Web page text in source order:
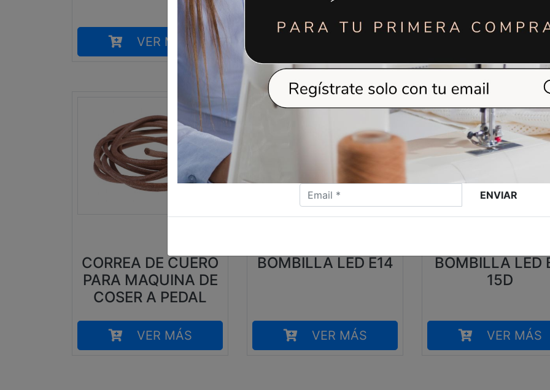
VER MÁS
CORREA DE CUERO
PARA MAQUINA DE
COSER A PEDAL
VER MÁS
BOMBILLA LED E14
VER MÁS
BOMBILLA LED
15D
VER MÁS
ENVIAR